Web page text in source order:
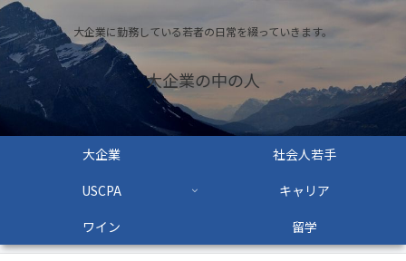
大企業に勤務している若者の日常を綴っていきます。
大企業の中の人
大企業
社会人若手
USCPA
キャリア
ワイン
留学